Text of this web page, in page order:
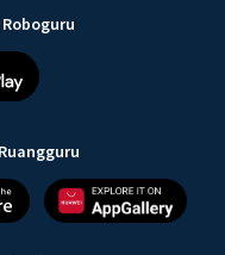
Roboguru